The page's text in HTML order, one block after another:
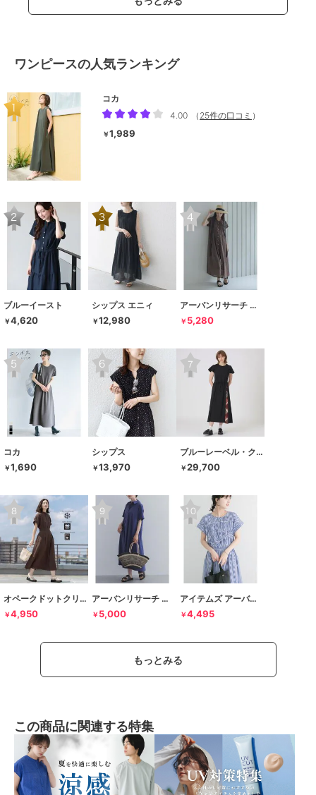
ワンピースの人気ランキング
コカ
4.00
（ 25件の口コミ ）
￥1,989
ブルーイースト
￥4,620
シップス エニィ
￥12,980
アーバンリサーチ サニーレーベル
￥ 5,280
コカ
￥1,690
シップス
￥13,970
ブルーレーベル・クレストブリッジ
￥29,700
オペークドットクリップ
￥4,950
アーバンリサーチ ドアーズ
￥ 5,000
アイテムズ アーバンリサーチ
￥4,495
もっとみる
この商品に関連する特集